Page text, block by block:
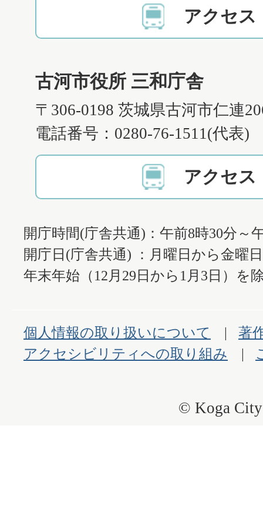
アクセス
古河市役所 三和庁舎
〒306-0198 茨城県古河市仁連
電話番号：0280-76-1511(代表)
アクセス
開庁時間(庁舎共通)：午前8時30分～
開庁日(庁舎共通) ：月曜日から金曜
年末年始（12月29日から1月3日）を
個人情報の取り扱いについて
著
アクセシビリティへの取り組み
© Koga City